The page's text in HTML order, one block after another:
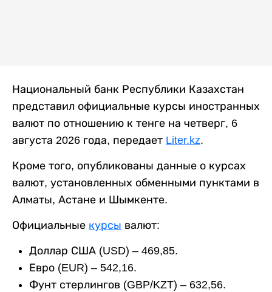
Национальный банк Республики Казахстан
представил официальные курсы иностранных
валют по отношению к тенге на четверг, 6
августа 2026 года, передает Liter.kz.
Кроме того, опубликованы данные о курсах
валют, установленных обменными пунктами в
Алматы, Астане и Шымкенте.
Официальные курсы валют:
Доллар США (USD) – 469,85.
Евро (EUR) – 542,16.
Фунт стерлингов (GBP/KZT) – 632,56.